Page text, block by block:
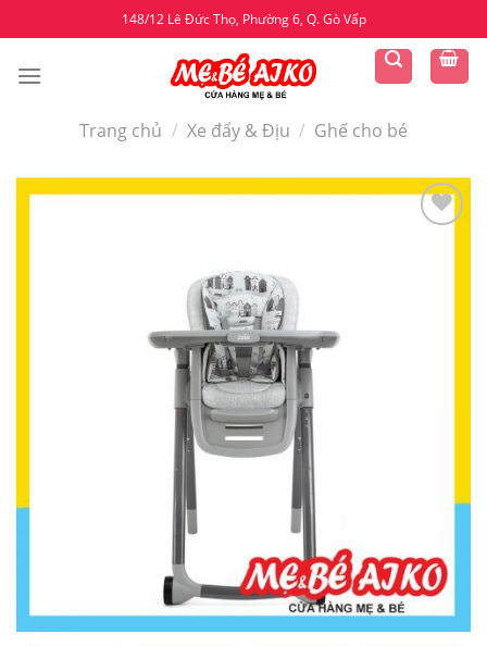
to
content
148/12 Lê Đức Thọ, Phường 6, Q. Gò Vấp
Trang chủ / Xe đẩy & Địu / Ghế cho bé